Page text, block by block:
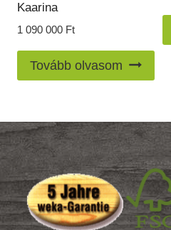
Kaarina
1 090 000 Ft
Tovább olvasom